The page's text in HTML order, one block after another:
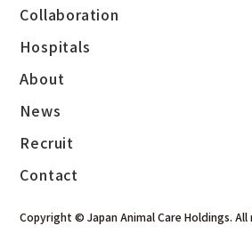
Collaboration
Hospitals
About
News
Recruit
Contact
Copyright © Japan Animal Care Holdings.